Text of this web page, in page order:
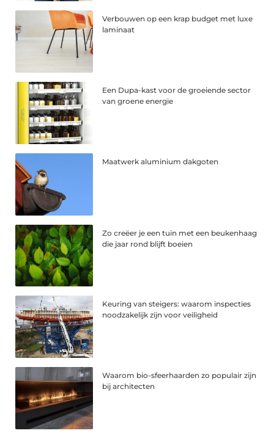
Verbouwen op een krap budget met luxe
laminaat
Een Dupa-kast voor de groeiende sector
van groene energie
Maatwerk aluminium dakgoten
Zo creëer je een tuin met een beukenhaag
die jaar rond blijft boeien
Keuring van steigers: waarom inspecties
noodzakelijk zijn voor veiligheid
Waarom bio-sfeerhaarden zo populair zijn
bij architecten